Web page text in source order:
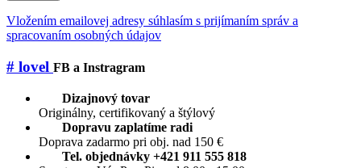
Vložením emailovej adresy súhlasím s prijímaním správ a
spracovaním osobných údajov
# lovel FB a Instragram
Dizajnový tovar
Originálny, certifikovaný a štýlový
Dopravu zaplatíme radi
Doprava zadarmo pri obj. nad 150 €
Tel. objednávky +421 911 555 818